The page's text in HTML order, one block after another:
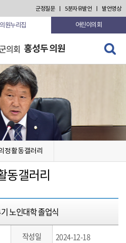
의원누리집 어린이의회
군정질문 5분자유발언 발언영상
의회 홍성두 의원
검색 열
고 닫기
정활동갤러리
동갤러리
노인대학 졸업식
작성일 2024-12-18